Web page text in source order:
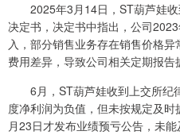
2025年3月14日，ST葫芦娃收
决定书，决定书中指出，公司
入，部分销售业务存在销售价格
费用差异，导致公司相关定期报告
6月，ST葫芦娃收到上交所纪
度净利润为负值，但未按规定及
月23日才发布业绩预亏公告，未